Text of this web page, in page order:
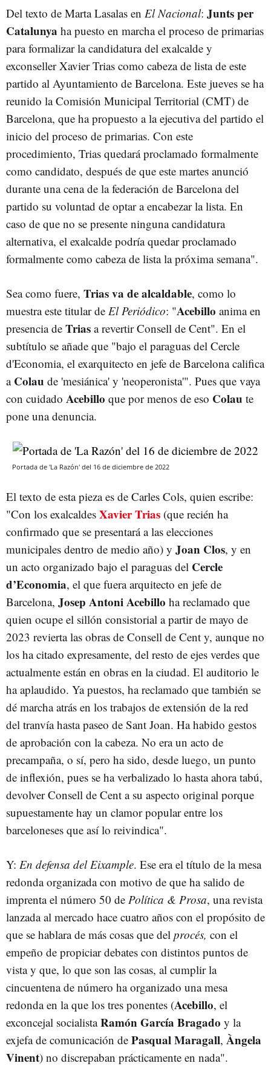
Del texto de Marta Lasalas en El Nacional: Junts per
Catalunya ha puesto en marcha el proceso de primarias
para formalizar la candidatura del exalcalde y
exconseller Xavier Trias como cabeza de lista de este
partido al Ayuntamiento de Barcelona. Este jueves se ha
reunido la Comisión Municipal Territorial (CMT) de
Barcelona, que ha propuesto a la ejecutiva del partido el
inicio del proceso de primarias. Con este
procedimiento, Trias quedará proclamado formalmente
como candidato, después de que este martes anunció
durante una cena de la federación de Barcelona del
partido su voluntad de optar a encabezar la lista. En
caso de que no se presente ninguna candidatura
alternativa, el exalcalde podría quedar proclamado
formalmente como cabeza de lista la próxima semana".
Sea como fuere, Trias va de alcaldable, como lo
muestra este titular de El Periódico: "Acebillo anima en
presencia de Trias a revertir Consell de Cent". En el
subtítulo se añade que "bajo el paraguas del Cercle
d'Economia, el exarquitecto en jefe de Barcelona califica
aColau de 'mesiánica' y 'neoperonista'". Pues que vaya
con cuidado Acebillo que por menos de eso Colau te
pone una denuncia.
Portada de 'La Razón' del 16 de diciembre de 2022
El texto de esta pieza es de Carles Cols, quien escribe:
"Con los exalcaldes Xavier Trias (que recién ha
confirmado que se presentará a las elecciones
municipales dentro de medio año) y Joan Clos, y en
un acto organizado bajo el paraguas del Cercle
d’Economia, el que fuera arquitecto en jefe de
Barcelona, Josep Antoni Acebillo ha reclamado que
quien ocupe el sillón consistorial a partir de mayo de
2023 revierta las obras de Consell de Cent y, aunque no
los ha citado expresamente, del resto de ejes verdes que
actualmente están en obras en la ciudad. El auditorio le
ha aplaudido. Ya puestos, ha reclamado que también se
dé marcha atrás en los trabajos de extensión de la red
del tranvía hasta paseo de Sant Joan. Ha habido gestos
de aprobación con la cabeza. No era un acto de
precampaña, o sí, pero ha sido, desde luego, un punto
de inflexión, pues se ha verbalizado lo hasta ahora tabú,
devolver Consell de Cent a su aspecto original porque
supuestamente hay un clamor popular entre los
barceloneses que así lo reivindica".
Y: En defensa del Eixample. Ese era el título de la mesa
redonda organizada con motivo de que ha salido de
imprenta el número 50 de Política & Prosa, una revista
lanzada al mercado hace cuatro años con el propósito de
que se hablara de más cosas que del procés, con el
empeño de propiciar debates con distintos puntos de
vista y que, lo que son las cosas, al cumplir la
cincuentena de número ha organizado una mesa
redonda en la que los tres ponentes (Acebillo, el
exconcejal socialistaRamón García Bragado y la
exjefa de comunicación de Pasqual Maragall, Àngela
Vinent) no discrepaban prácticamente en nada".